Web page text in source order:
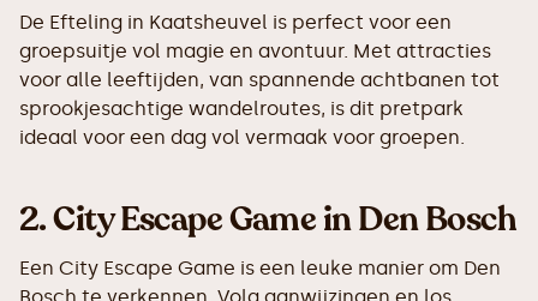
De Efteling in Kaatsheuvel is perfect voor een
groepsuitje vol magie en avontuur. Met attracties
voor alle leeftijden, van spannende achtbanen tot
sprookjesachtige wandelroutes, is dit pretpark
ideaal voor een dag vol vermaak voor groepen.
2.City Escape Game in Den Bosch
Een City Escape Game is een leuke manier om Den